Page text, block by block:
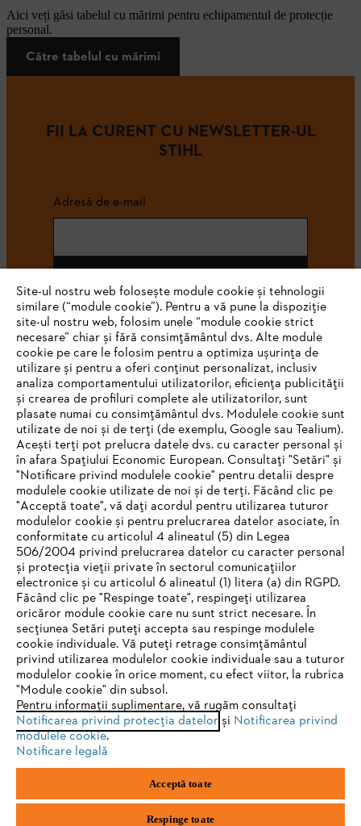
Aici veți găsi tabelul cu mărimi pentru echipamentul de protecție
personal.
Către tabelul cu mărimi
FII LA CURENT CU NEWSLETTER-UL
STIHL
Adresă de e-mail
#STIHL
STIHL Romania
Informaţii Utile
Politica de confidenţialitate Informare legală
Politica de cookie Informații juridice
SC Andreas Stihl Motounelte SRL
Str. Drumul Gării Otopeni, nr. 26-28
IHR BROWSER WIRD NICHT
UNTERSTÜTZT
Sie nutzen einen Browser, den wir noch nicht unterstützen. Für
eine optimale Nutzung unserer Seite empfehlen wir Ihnen, zu
einem der folgenden Browser zu wechseln:
Firefox Chrome
Site-ul nostru web folosește module cookie și tehnologii
similare (“module cookie”). Pentru a vă pune la dispoziție
site-ul nostru web, folosim unele “module cookie strict
necesare” chiar și fără consimțământul dvs. Alte module
cookie pe care le folosim pentru a optimiza ușurința de
utilizare și pentru a oferi conținut personalizat, inclusiv
analiza comportamentului utilizatorilor, eficiența publicității
și crearea de profiluri complete ale utilizatorilor, sunt
plasate numai cu consimțământul dvs. Modulele cookie sunt
utilizate de noi și de terți (de exemplu, Google sau Tealium).
Acești terți pot prelucra datele dvs. cu caracter personal și
în afara Spațiului Economic European. Consultați "Setări" și
"Notificare privind modulele cookie" pentru detalii despre
modulele cookie utilizate de noi și de terți. Făcând clic pe
"Acceptă toate", vă dați acordul pentru utilizarea tuturor
modulelor cookie și pentru prelucrarea datelor asociate, în
conformitate cu articolul 4 alineatul (5) din Legea
506/2004 privind prelucrarea datelor cu caracter personal
și protecția vieții private în sectorul comunicațiilor
electronice și cu articolul 6 alineatul (1) litera (a) din RGPD.
Făcând clic pe "Respinge toate", respingeți utilizarea
oricăror module cookie care nu sunt strict necesare. În
secțiunea Setări puteți accepta sau respinge modulele
cookie individuale. Vă puteți retrage consimțământul
privind utilizarea modulelor cookie individuale sau a tuturor
modulelor cookie în orice moment, cu efect viitor, la rubrica
"Module cookie" din subsol.
Pentru informații suplimentare, vă rugăm consultați
Notificarea privind protecția datelorși Notificarea privind
modulele cookie.
Notificare legală
Acceptă toate
Respinge toate